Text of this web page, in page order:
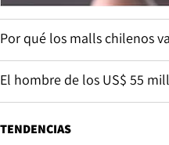
Por qué los malls chilenos
El hombre de los US$ 55
TENDENCIAS